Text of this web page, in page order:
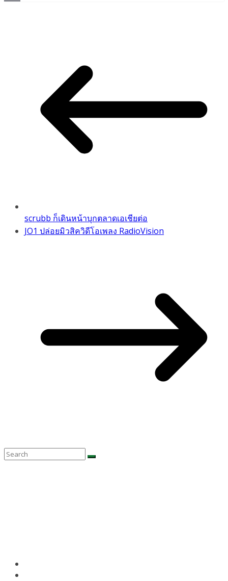
scrubb ก็เดินหน้าบุกตลาดเอเชียต่อ
JO1 ปล่อยมิวสิควิดีโอเพลง RadioVision